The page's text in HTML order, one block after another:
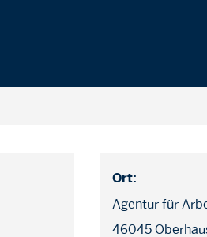
Ort:
Agentur für
46045